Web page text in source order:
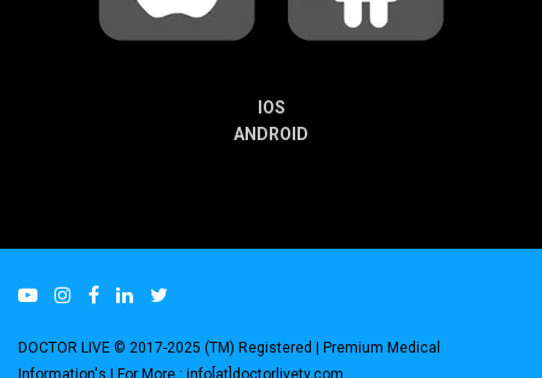
IOS
ANDROID
DOCTOR LIVE © 2017-2025 (TM) Registered
| Premium Medical